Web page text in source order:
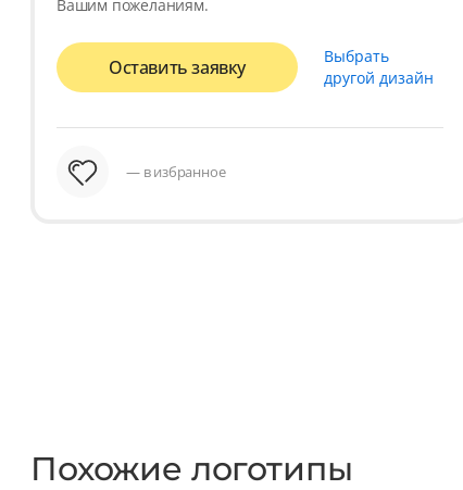
Вашим пожеланиям.
Оставить заявку
Выбрать
другой дизайн
— в избранное
Похожие логотипы